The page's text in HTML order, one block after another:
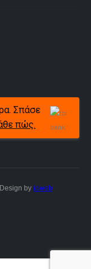
Σπάσε
πώς.
by idweb